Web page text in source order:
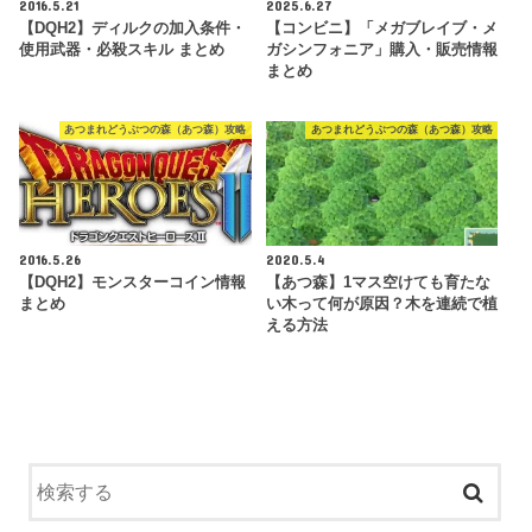
2016.5.21
【DQH2】ディルクの加入条件・
使用武器・必殺スキル まとめ
2025.6.27
【コンビニ】「メガブレイブ・メ
ガシンフォニア」購入・販売情報
まとめ
あつまれどうぶつの森（あつ森）攻略
2016.5.26
【DQH2】モンスターコイン情報
まとめ
あつまれどうぶつの森（あつ森）攻略
2020.5.4
【あつ森】1マス空けても育たな
い木って何が原因？木を連続で植
える方法